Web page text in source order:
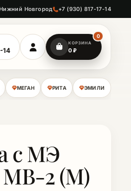
Новгород +7 (930) 817-17-14
14
КОРЗИНА
0₽
0
МЕГАН РИТА ЭМИЛИ
с МЭ
МВ-2 (М)